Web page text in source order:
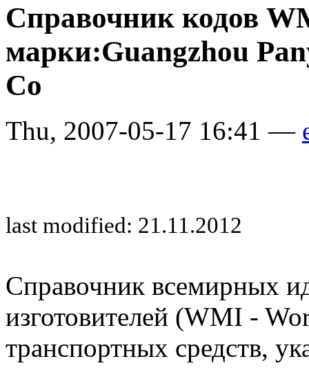
Справочник кодов
марки:Guangzhou
Co
Thu, 2007-05-17 16:41 —
last modified: 21.11.2012
Справочник всемирных
изготовителей (WMI -
транспортных средств,